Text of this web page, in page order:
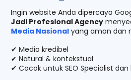
Ingin website Anda dipercaya
Jadi Profesional Agency
Media Nasional yang aman dan
✔ Media kredibel
✔ Natural & kontekstual
✔ Cocok untuk SEO Specialist dan